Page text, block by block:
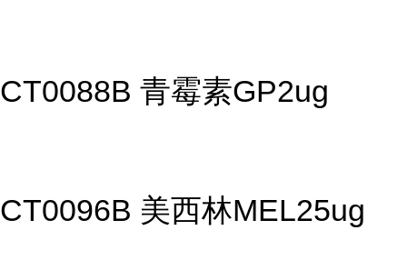
CT0088B 青霉素GP2ug
CT0096B 美西林MEL25ug